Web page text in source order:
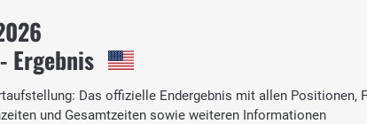
Ergebnis
Das offizielle Endergebnis mit allen Positionen,
und Gesamtzeiten sowie weiteren Informationen